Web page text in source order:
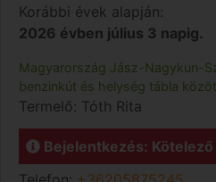
Korábbi évek alapján:
2026 évben július 3 napig.
Magyarország Jász-Nagykun-
benzinkút és helység tábla
Termelő: Tóth Rita
Bejelentkezés: